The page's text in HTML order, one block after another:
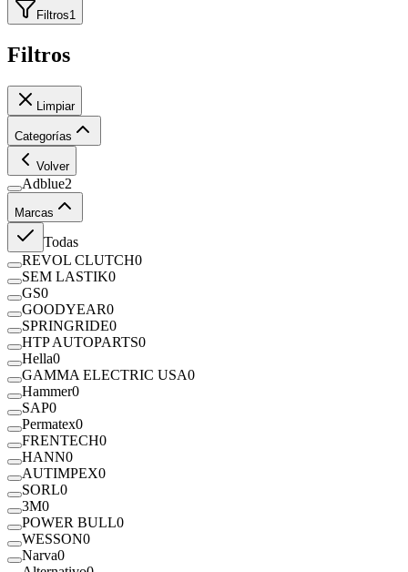
Filtros1
Filtros
Limpiar
Categorías
Volver
Adblue2
Marcas
Todas
REVOL CLUTCH0
SEM LASTIK0
GS0
GOODYEAR0
SPRINGRIDE0
HTP AUTOPARTS0
Hella0
GAMMA ELECTRIC USA0
Hammer0
SAP0
Permatex0
FRENTECH0
HANN0
AUTIMPEX0
SORL0
3M0
POWER BULL0
WESSON0
Narva0